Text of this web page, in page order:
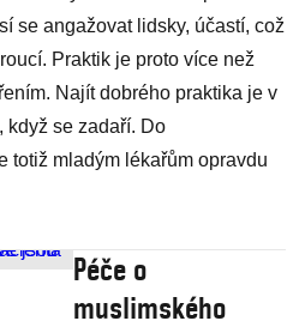
se angažovat lidsky, účastí, což
Praktik je proto více než
Najít dobrého praktika je v
když se zadaří. Do
totiž mladým lékařům opravdu
Péče o
muslimského